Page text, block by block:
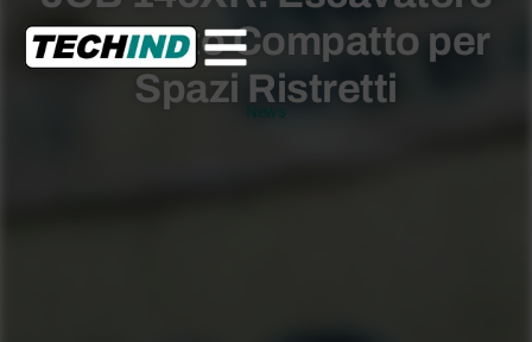
Cingolato Compatto per
Spazi Ristretti
News